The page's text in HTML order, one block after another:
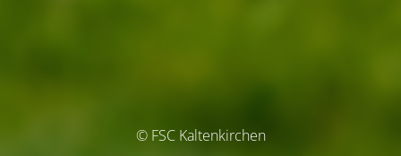
© FSC Kaltenkirchen